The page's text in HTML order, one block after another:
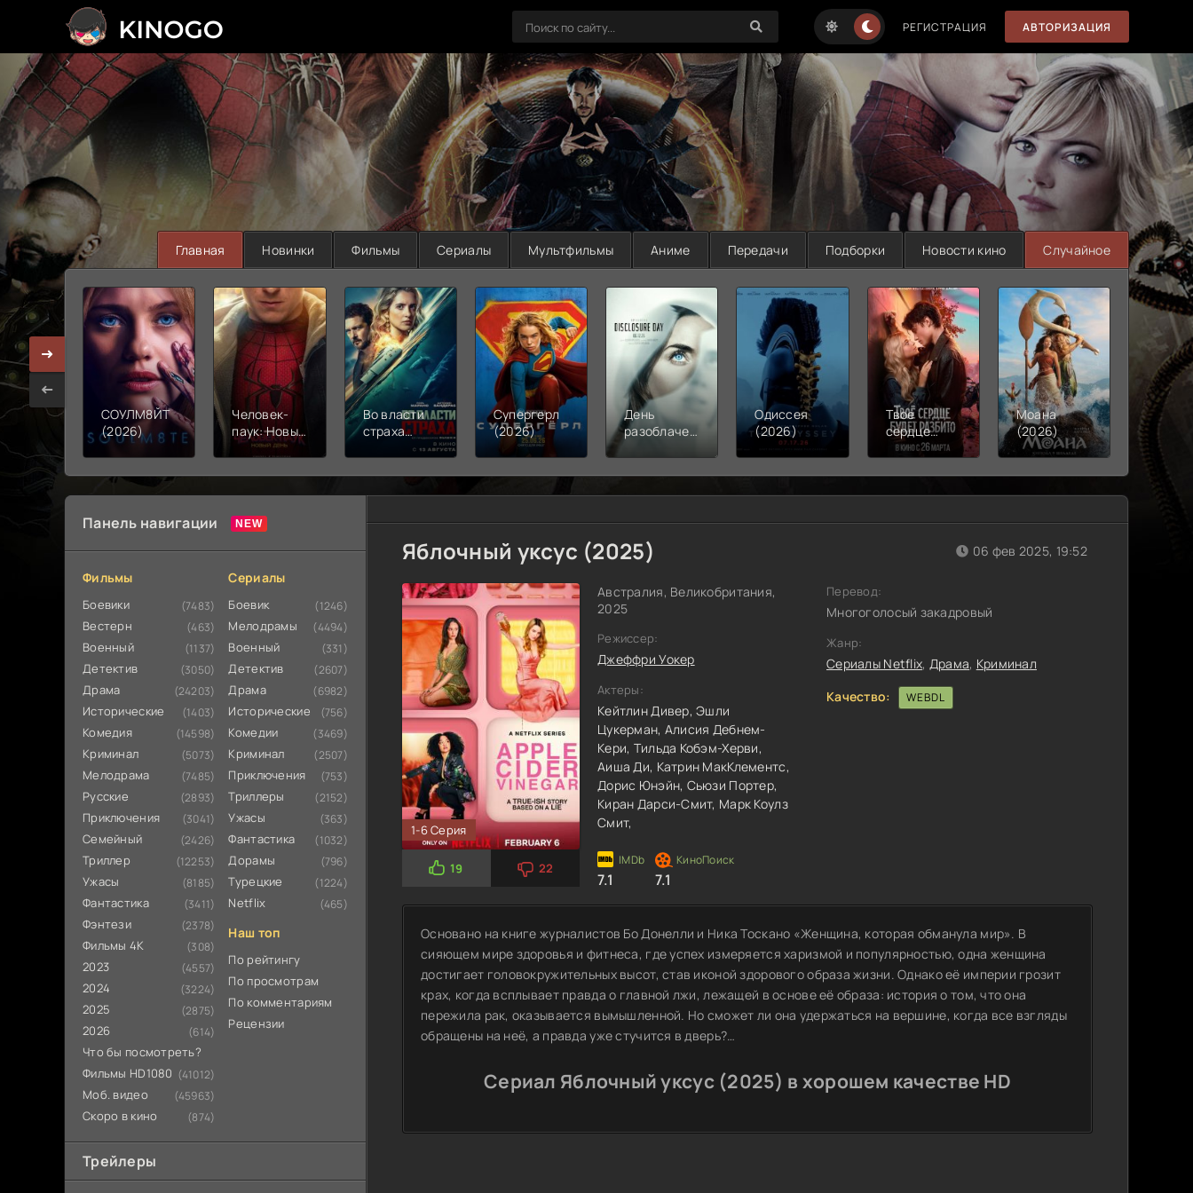
РЕГИСТРАЦИЯ АВТОРИЗАЦИЯ
>
Главная Новинки Фильмы Сериалы Мультфильмы Аниме Передачи Подборки Новости кино Случайное
СОУЛМ8ЙТ
(2026)
Человек-
паук: Новый
день (2026)
Во власти
страха
Супергерл
(2026)
День
разоблачения
Одиссея
(2026)
Твое
сердце
будет
(2026)
Моана
(2026)
Смерть
Робина
(2026)
Панель навигации
Фильмы
Боевики (7483)
Вестерн (463)
Военный (1137)
Детектив (3050)
Драма (24203)
Исторические (1403)
Комедия (14598)
Криминал (5073)
Мелодрама (7485)
Русские (2893)
Приключения (3041)
Семейный (2426)
Триллер (12253)
Ужасы (8185)
Фантастика (3411)
Фэнтези (2378)
Фильмы 4К (308)
2023 (4557)
2024 (3224)
2025 (2875)
2026 (614)
Что бы посмотреть?
Фильмы HD1080 (41012)
Моб. видео (45963)
Скоро в кино (874)
Сериалы
Боевик (1246)
Мелодрамы (4494)
Военный (331)
Детектив (2607)
Драма (6982)
Исторические (756)
Комедии (3469)
Криминал (2507)
Приключения (753)
Триллеры (2152)
Ужасы (363)
Фантастика (1032)
Дорамы (796)
Турецкие (1224)
Netflix (465)
Наш топ
По рейтингу
По просмотрам
По комментариям
Рецензии
Трейлеры
Яблочный уксус (2025)
1-6 Серия
19 22
Австралия, Великобритания,
2025
Режиссер:
Джеффри Уокер
Актеры:
Кейтлин Дивер,Эшли
Цукерман, Алисия Дебнем-
Кери, Тильда Кобэм-Херви,
Аиша Ди, Катрин МакКлементс,
Дорис Юнэйн, Сьюзи Портер,
Киран Дарси-Смит, Марк Коулз
Смит,
7.1 7.1
06 фев 2025, 19:52
Перевод:
Многоголосый закадровый
Жанр:
Сериалы Netflix, Драма, Криминал
Качество:
WEBDL
Основано на книге журналистов Бо Донелли и Ника Тоскано «Женщина, которая обманула мир». В
сияющем мире здоровья и фитнеса, где успех измеряется харизмой и популярностью, одна женщина
достигает головокружительных высот, став иконой здорового образа жизни. Однако её империи грозит
крах, когда всплывает правда о главной лжи, лежащей в основе её образа: история о том, что она
пережила рак, оказывается вымышленной. Но сможет ли она удержаться на вершине, когда все взгляды
обращены на неё, а правда уже стучится в дверь?…
Сериал Яблочный уксус (2025) в хорошем качестве HD